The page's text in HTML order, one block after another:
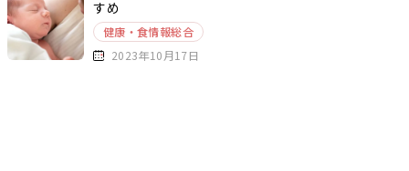
すめ
健康・食情報総合
2023年10月17日